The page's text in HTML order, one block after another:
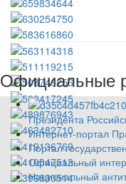
Официальные
Президента
Интернет-портал
Портал
Официальный
Национальный